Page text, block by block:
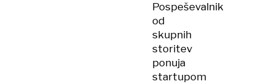
Pospeševalnik
od
skupnih
storitev
ponuja
startupom